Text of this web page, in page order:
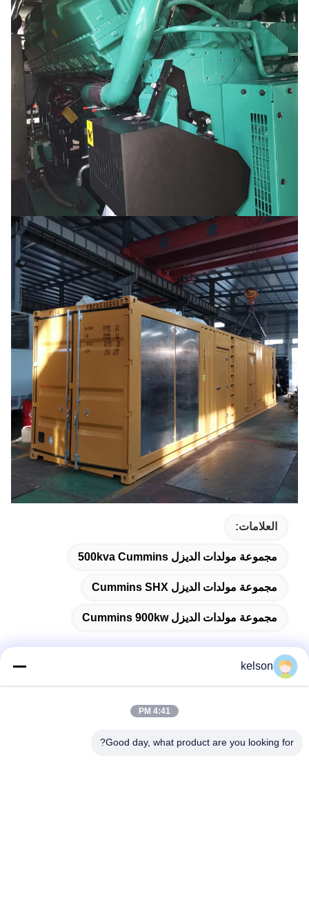
العلامات:
مجموعة مولدات الديزل 500kva Cummins
مجموعة مولدات الديزل Cummins SHX
مجموعة مولدات الديزل Cummins 900kw
العنوان
kelson
4:41 PM
Good day, what product are you looking for?